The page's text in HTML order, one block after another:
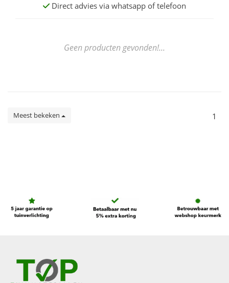
Direct advies via whatsapp of telefoon
Geen producten gevonden!...
Meest bekeken 1